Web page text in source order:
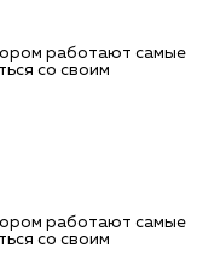
работают самые
со своим
работают самые
со своим